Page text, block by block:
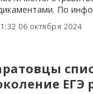
По
06 октября 2024
ЕГЭ